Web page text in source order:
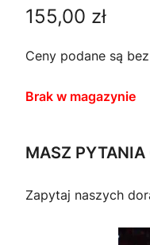
155,00 zł
Ceny podane są
Brak w magazynie
MASZ PYTANIA
Zapytaj naszych